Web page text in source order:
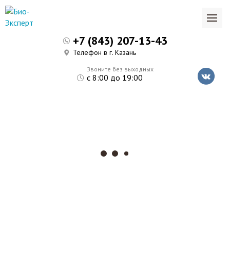
Звоните без выходных
с 8:00 до 19:00
+7 (843) 207-13-43
Телефон в г. Казань